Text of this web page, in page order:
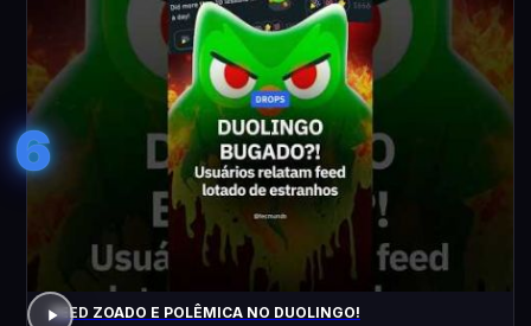
6
FEED ZOADO E POLÊMICA NO DUOLINGO!